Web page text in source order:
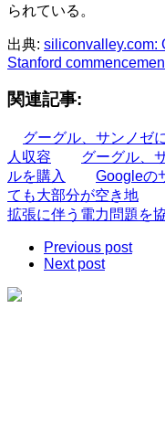
られている。
出典: siliconvalley.com:
Stanford
関連記事:
グーグル、サンノゼ
人収容
グーグル、
ルを購入
Googleの
ても大部分が空き地
拡張に伴う電力問題を
Previous post
Next post